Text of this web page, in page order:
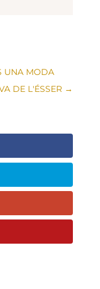
UNA MODA
DE L'ÉSSER →